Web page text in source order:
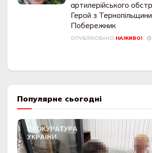
артилерійського
Герой з
Побережник
ОПУБЛІКОВАНО НАЖИВО!
Популярне сьогодні